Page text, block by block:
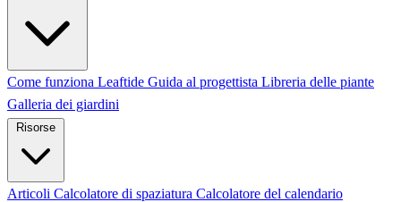
Come funziona Leaftide Guida al progettista Libreria delle piante
Galleria dei giardini
Risorse
Articoli Calcolatore di spaziatura Calcolatore del calendario